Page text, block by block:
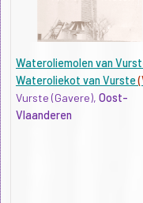
Wateroliemolen van
Wateroliekot van Vurste
Vurste (Gavere), Oost-
Vlaanderen